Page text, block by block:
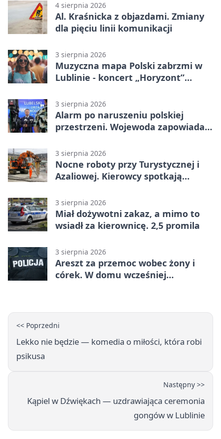
4 sierpnia 2026
Al. Kraśnicka z objazdami. Zmiany
dla pięciu linii komunikacji
3 sierpnia 2026
Muzyczna mapa Polski zabrzmi w
Lublinie - koncert „Horyzont”
3 sierpnia 2026
Alarm po naruszeniu polskiej
przestrzeni. Wojewoda zapowiada
3 sierpnia 2026
Nocne roboty przy Turystycznej i
Azaliowej. Kierowcy spotkają
3 sierpnia 2026
Miał dożywotni zakaz, a mimo to
wsiadł za kierownicę. 2,5 promila
3 sierpnia 2026
Areszt za przemoc wobec żony i
córek. W domu wcześniej
<< Poprzedni
Lekko nie będzie — komedia o miłości, która robi
psikusa
Następny >>
Kąpiel w Dźwiękach — uzdrawiająca ceremonia
gongów w Lublinie